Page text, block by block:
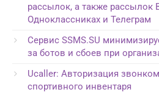
рассылок, а также рассылок
Одноклассниках и Телеграм
Сервис SSMS.SU
за ботов и сбоев при
Ucaller: Авторизация
спортивного инвентаря